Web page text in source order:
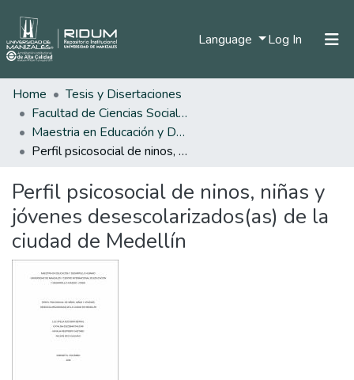
Language Log In (current)
Statistics
Home
Tesis y Disertaciones
Facultad de Ciencias Sociales y Humanas
Maestria en Educación y Desarrollo Humano
Perfil psicosocial de ninos, niñas y jóvenes desescolarizados(as) de la ciudad de Medellín
Perfil psicosocial de ninos, niñas y
jóvenes desescolarizados(as) de la
ciudad de Medellín